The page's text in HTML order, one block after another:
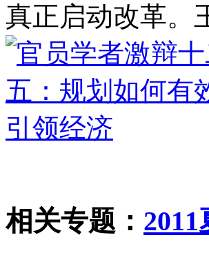
真正启动改革。
相关专题：